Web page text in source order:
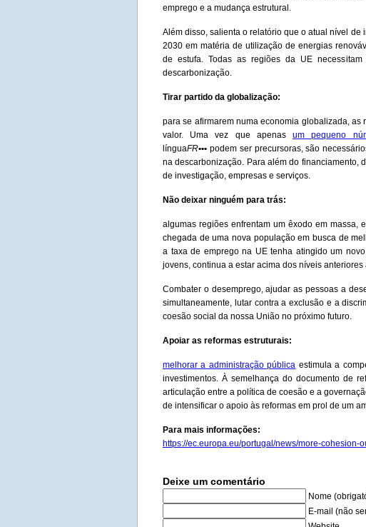
emprego e a mudança estrutural.
Além disso, salienta o relatório que o atual nível
2030 em matéria de utilização de energias
de estufa. Todas as regiões da UE
descarbonização.
Tirar partido da globalização:
para se afirmarem numa economia globalizada,
valor. Uma vez que apenasum pequeno
línguaFR••• podem ser precursoras, são
na descarbonização. Para além do financiamento,
de investigação, empresas e serviços.
Não deixar ninguém para trás:
algumas regiões enfrentam um êxodo em massa,
chegada de uma nova população em busca de
a taxa de emprego na UE tenha atingido um
jovens, continua a estar acima dos níveis anteriores
Combater o desemprego, ajudar as pessoas a
simultaneamente, lutar contra a exclusão e a
coesão social da nossa União no próximo futuro.
Apoiar as reformas estruturais:
melhorar a administração pública estimula a
investimentos. À semelhança do documento de
articulação entre a política de coesão e a
de intensificar o apoio às reformas em prol de um
Para mais informações:
https://ec.europa.eu/portugal/news/more-cohesion-
Deixe um comentário
Nome
E-mail (não